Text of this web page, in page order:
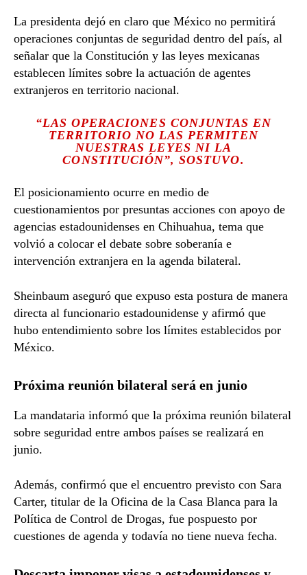
La presidenta dejó en claro que México no permitirá
operaciones conjuntas de seguridad dentro del país, al
señalar que la Constitución y las leyes mexicanas
establecen límites sobre la actuación de agentes
extranjeros en territorio nacional.
“LAS OPERACIONES CONJUNTAS EN
TERRITORIO NO LAS PERMITEN
NUESTRAS LEYES NI LA
CONSTITUCIÓN”, SOSTUVO.
El posicionamiento ocurre en medio de
cuestionamientos por presuntas acciones con apoyo de
agencias estadounidenses en Chihuahua, tema que
volvió a colocar el debate sobre soberanía e
intervención extranjera en la agenda bilateral.
Sheinbaum aseguró que expuso esta postura de manera
directa al funcionario estadounidense y afirmó que
hubo entendimiento sobre los límites establecidos por
México.
Próxima reunión bilateral será en junio
La mandataria informó que la próxima reunión bilateral
sobre seguridad entre ambos países se realizará en
junio.
Además, confirmó que el encuentro previsto con Sara
Carter, titular de la Oficina de la Casa Blanca para la
Política de Control de Drogas, fue pospuesto por
cuestiones de agenda y todavía no tiene nueva fecha.